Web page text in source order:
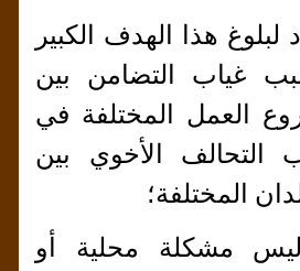
لبلوغ هذا الهدف الكبير
غياب التضامن بين
العمل المختلفة في
التحالف الأخوي بين
المختلفة؛
ليس مشكلة محلية أو